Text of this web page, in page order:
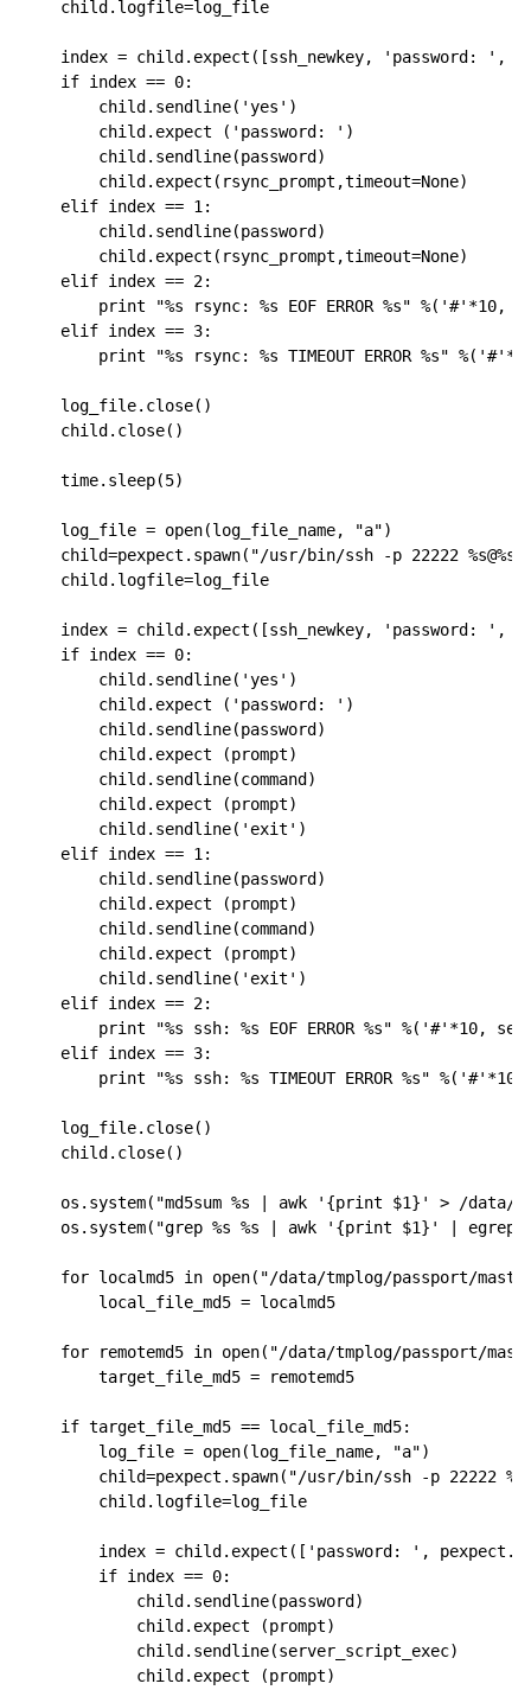
    child.logfile=log_file
index = child.expect([ssh_newkey, 'password: ',
    if index == 0:
        child.sendline('yes')
        child.expect ('password: ')
        child.sendline(password)
        child.expect(rsync_prompt,timeout=None)
    elif index == 1:
        child.sendline(password)
        child.expect(rsync_prompt,timeout=None)
    elif index == 2:
print "%s rsync: %s EOF ERROR %s" %('#'*10,
    elif index == 3:
print "%s rsync: %s TIMEOUT ERROR %s"
    log_file.close()
    child.close()
    time.sleep(5)
    log_file = open(log_file_name, "a")
child=pexpect.spawn("/usr/bin/ssh -p 22222
    child.logfile=log_file
index = child.expect([ssh_newkey, 'password: ',
    if index == 0:
        child.sendline('yes')
        child.expect ('password: ')
        child.sendline(password)
        child.expect (prompt)
        child.sendline(command)
        child.expect (prompt)
        child.sendline('exit')
    elif index == 1:
        child.sendline(password)
        child.expect (prompt)
        child.sendline(command)
        child.expect (prompt)
        child.sendline('exit')
    elif index == 2:
print "%s ssh: %s EOF ERROR %s" %('#'*10,
    elif index == 3:
print "%s ssh: %s TIMEOUT ERROR %s"
    log_file.close()
    child.close()
os.system("md5sum %s | awk '{print $1}' > /data/
os.system("grep %s %s | awk '{print $1}' | egrep
for localmd5 in open("/data/tmplog/passport/
        local_file_md5 = localmd5
for remotemd5 in open("/data/tmplog/passport/
        target_file_md5 = remotemd5
    if target_file_md5 == local_file_md5:
        log_file = open(log_file_name, "a")
child=pexpect.spawn("/usr/bin/ssh -p 22222
        child.logfile=log_file
index = child.expect(['password: ',
        if index == 0:
            child.sendline(password)
            child.expect (prompt)
            child.sendline(server_script_exec)
            child.expect (prompt)